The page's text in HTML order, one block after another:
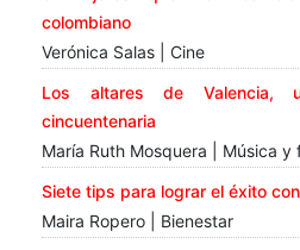
colombiano
Verónica Salas | Cine
Los altares de Valencia,
cincuentenaria
María Ruth Mosquera | Música y
Siete tips para lograr el éxito
Maira Ropero | Bienestar